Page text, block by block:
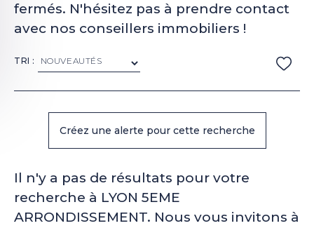
fermés. N'hésitez pas à prendre contact
avec nos conseillers immobiliers !
TRI :
Il n'y a pas de résultats pour votre
recherche à LYON 5EME
ARRONDISSEMENT. Nous vous invitons à